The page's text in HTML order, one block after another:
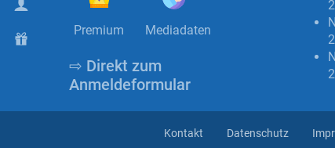
Premium Mediadaten
⇨ Direkt zum
Anmeldeformular
Kontakt Datenschutz